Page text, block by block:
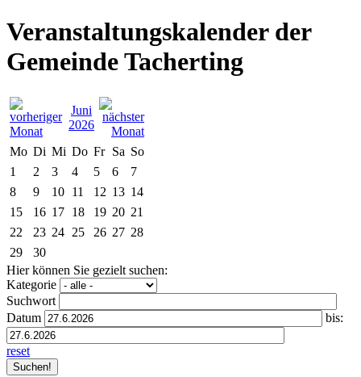
Veranstaltungskalender der
Gemeinde Tacherting
Juni
2026
Mo Di Mi Do Fr Sa So
1
2 3 4 5 6
7
8
9 10 11 12 13 14
15
16 17 18 19 20 21
22
23 24 25 26 27 28
29
30
Hier können Sie gezielt suchen:
Kategorie
Suchwort
Datum
bis:
reset